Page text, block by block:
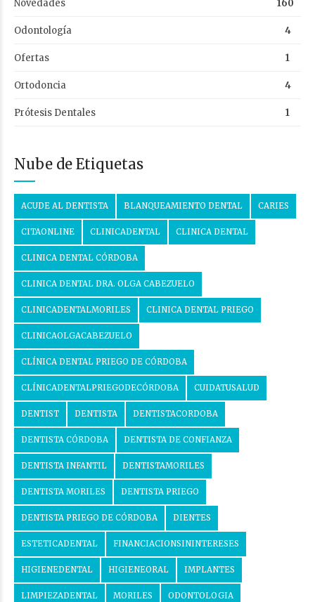
Novedades 160
Odontología 4
Ofertas 1
Ortodoncia 4
Prótesis Dentales 1
Nube de Etiquetas
ACUDE AL DENTISTA BLANQUEAMIENTO DENTAL CARIES
CITAONLINE CLINICADENTAL CLINICA DENTAL
CLINICA DENTAL CÓRDOBA
CLINICA DENTAL DRA. OLGA CABEZUELO
CLINICADENTALMORILES CLINICA DENTAL PRIEGO
CLINICAOLGACABEZUELO
CLÍNICA DENTAL PRIEGO DE CÓRDOBA
CLÍNICADENTALPRIEGODECÓRDOBA CUIDATUSALUD
DENTIST DENTISTA DENTISTACORDOBA
DENTISTA CÓRDOBA DENTISTA DE CONFIANZA
DENTISTA INFANTIL DENTISTAMORILES
DENTISTA MORILES DENTISTA PRIEGO
DENTISTA PRIEGO DE CÓRDOBA DIENTES
ESTETICADENTAL FINANCIACIONSININTERESES
HIGIENEDENTAL HIGIENEORAL IMPLANTES
LIMPIEZADENTAL MORILES ODONTOLOGIA